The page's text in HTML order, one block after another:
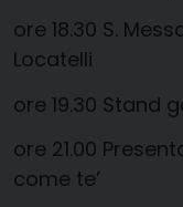
ore 18.30 S.
Locatelli
ore 19.30 Stand
ore 21.00
come te’